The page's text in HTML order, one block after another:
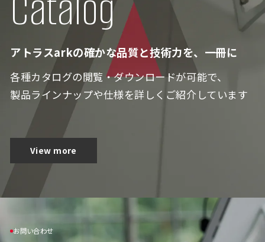
アトラスarkの確かな品質と技術力を、一冊に
各種カタログの閲覧・ダウンロードが可能で、
製品ラインナップや仕様を詳しくご紹介しています
View more
お問い合わせ